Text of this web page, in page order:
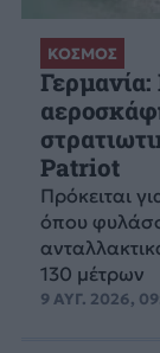
ΚΟΣΜΟΣ
Patriot
Πρόκειται
όπου
130 μέτρων
9 ΑΥΓ. 2026,